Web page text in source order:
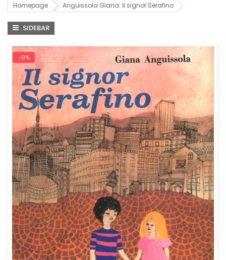
Homepage Anguissola Giana: Il signor Serafino
SIDEBAR
-0%